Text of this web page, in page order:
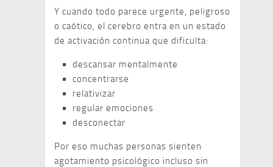
Y cuando todo parece urgente, peligroso
o caótico, el cerebro entra en un estado
de activación continua que dificulta:
descansar mentalmente
concentrarse
relativizar
regular emociones
desconectar
Por eso muchas personas sienten
agotamiento psicológico incluso sin